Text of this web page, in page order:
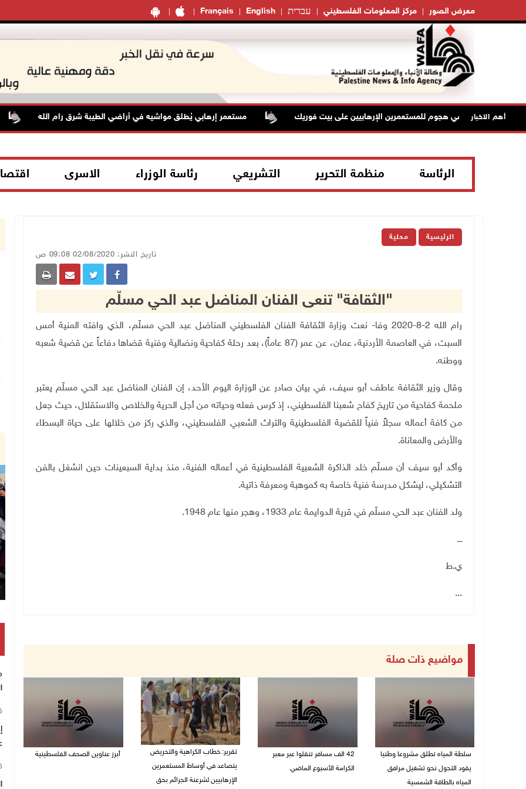
Français English עברית مركز المعلومات الفلسطيني معرض الصور
أهم الاخبار
إصابتان في هجوم للمستعمرين الإرهابيين على بيت فوريك مستعمر إرهابي يُطلق مواشيه في أراضي الطيبة شرق رام الله
الرئاسة منظمة التحرير التشريعي رئاسة الوزراء الاسرى
الرئيسية محلية
تاريخ النشر: 02/08/2020 09:08 ص
"الثقافة" تنعى الفنان المناضل عبد الحي مسلّم
رام الله 2-8-2020 وفا- نعت وزارة الثقافة الفنان الفلسطيني المناضل عبد الحي مسلّم، الذي وافته المنية أمس
السبت، في العاصمة الأردنية، عمان، عن عمر (87 عاماً)، بعد رحلة كفاحية ونضالية وفنية قضاها دفاعاً عن قضية شعبه
ووطنه.
وقال وزير الثقافة عاطف أبو سيف، في بيان صادر عن الوزارة اليوم الأحد، إن الفنان المناضل عبد الحي مسلّم يعتبر
ملحمة كفاحية من تاريخ كفاح شعبنا الفلسطيني، إذ كرس فعله وحياته من أجل الحرية والخلاص والاستقلال، حيث جعل
من كافة أعماله سجلاً فنياً للقضية الفلسطينية والتراث الشعبي الفلسطيني، والذي ركز من خلالها على حياة البسطاء
والأرض والمعاناة.
وأكد أبو سيف أن مسلّم خلد الذاكرة الشعبية الفلسطينية في أعماله الفنية، منذ بداية السبعينات حين انشغل بالفن
التشكيلي، ليشكل مدرسة فنية خاصة به كموهبة ومعرفة ذاتية.
ولد الفنان عبد الحي مسلّم في قرية الدوايمة عام 1933، وهجر منها عام 1948.
ــــ
ي.ط
...
مواضيع ذات صلة
سلطة المياه تطلق مشروعا وطنيا
يقود التحول نحو تشغيل مرافق
المياه بالطاقة الشمسية
42 الف مسافر تنقلوا عبر معبر
الكرامة الأسبوع الماضي
تقرير: خطاب الكراهية والتحريض
يتصاعد في أوساط المستعمرين
الإرهابيين لشرعنة الجرائم بحق
أبرز عناوين الصحف الفلسطينية